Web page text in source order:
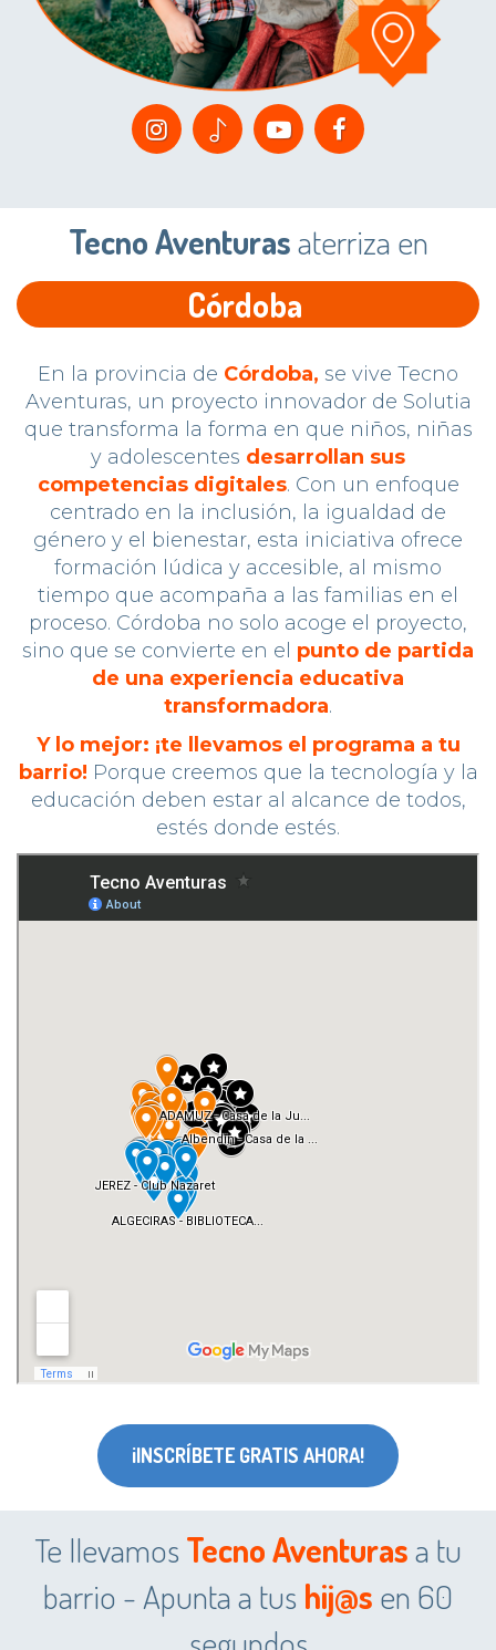
Tecno Aventurasaterriza en
En la provincia de Córdoba, se vive Tecno
Aventuras, un proyecto innovador de Solutia
que transforma la forma en que niños, niñas
y adolescentes desarrollan sus
competencias digitales. Con un enfoque
centrado en la inclusión, la igualdad de
género y el bienestar, esta iniciativa ofrece
formación lúdica y accesible, al mismo
tiempo que acompaña a las familias en el
proceso. Córdoba no solo acoge el proyecto,
sino que se convierte en el punto de partida
de una experiencia educativa
transformadora.
Y lo mejor: ¡te llevamos el programa a tu
barrio! Porque creemos que la tecnología y la
educación deben estar al alcance de todos,
estés donde estés.
¡INSCRÍBETE GRATIS AHORA!
Te llevamos Tecno Aventurasa tu
barrio - Apunta a tus hij@s en 60